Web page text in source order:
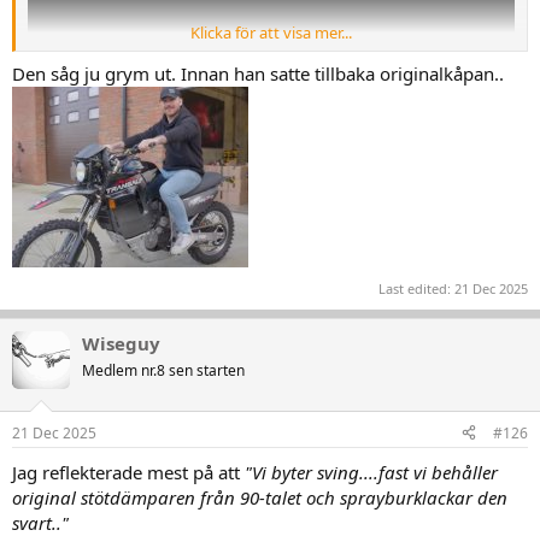
Klicka för att visa mer...
Den såg ju grym ut. Innan han satte tillbaka originalkåpan..
Last edited: 21 Dec 2025
Wiseguy
Medlem nr.8 sen starten
21 Dec 2025 #126
Jag reflekterade mest på att "Vi byter sving....fast vi behåller
original stötdämparen från 90-talet och sprayburklackar den
svart.."